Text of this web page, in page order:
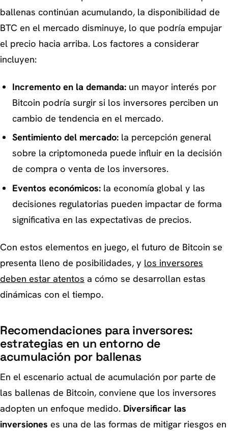
ballenas continúan acumulando, la disponibilidad de
BTC en el mercado disminuye, lo que podría empujar
el precio hacia arriba. Los factores a considerar
incluyen:
Incremento en la demanda:un mayor interés por
Bitcoin podría surgir si los inversores perciben un
cambio de tendencia en el mercado.
Sentimiento del mercado:la percepción general
sobre la criptomoneda puede influir en la decisión
de compra o venta de los inversores.
Eventos económicos:la economía global y las
decisiones regulatorias pueden impactar de forma
significativa en las expectativas de precios.
Con estos elementos en juego, el futuro de Bitcoin se
presenta lleno de posibilidades, y los inversores
deben estar atentos a cómo se desarrollan estas
dinámicas con el tiempo.
Recomendaciones para inversores:
estrategias en un entorno de
acumulación por ballenas
En el escenario actual de acumulación por parte de
las ballenas de Bitcoin, conviene que los inversores
adopten un enfoque medido. Diversificar las
inversiones es una de las formas de mitigar riesgos en